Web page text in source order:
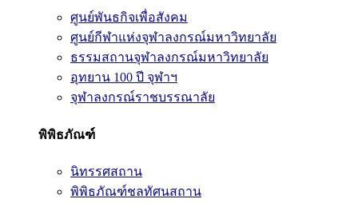
ศูนย์พันธกิจเพื่อสังคม
ศูนย์กีฬาแห่งจุฬาลงกรณ์มหาวิทยาลัย
ธรรมสถานจุฬาลงกรณ์มหาวิทยาลัย
อุทยาน 100 ปี จุฬาฯ
จุฬาลงกรณ์ราชบรรณาลัย
พิพิธภัณฑ์
นิทรรศสถาน
พิพิธภัณฑ์ชลทัศนสถาน